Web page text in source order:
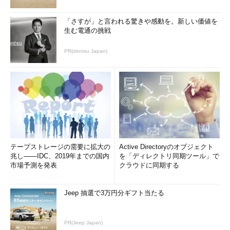
「さすが」と言われる驚きや感動を。新しい価値を
生む電通の挑戦
PR(dentsu Japan)
テープストレージの需要に拡大の
兆し――IDC、2019年までの国内
市場予測を発表
Active Directoryのオブジェクト
を「ディレクトリ同期ツール」で
クラウドに同期する
Jeep 抽選で3万円分ギフト当たる
PR(Jeep Japan)